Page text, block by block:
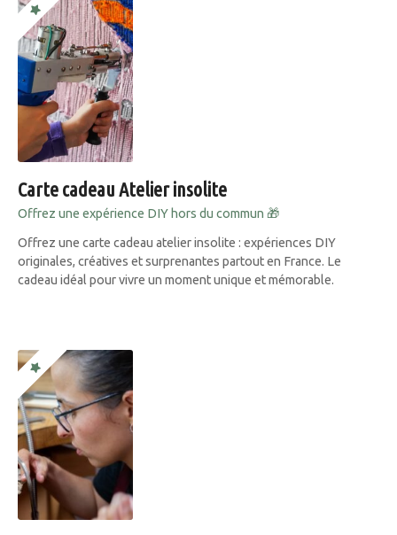
Carte cadeau Atelier insolite
Offrez une expérience DIY hors du commun 🎁
Offrez une carte cadeau atelier insolite : expériences DIY
originales, créatives et surprenantes partout en France. Le
cadeau idéal pour vivre un moment unique et mémorable.